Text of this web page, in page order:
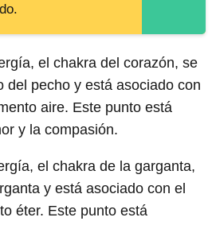
el chakra del corazón, se
del pecho y está asociado con
aire. Este punto está
y la compasión.
el chakra de la garganta,
y está asociado con el
éter. Este punto está